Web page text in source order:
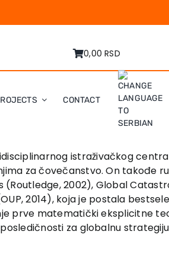
0,00 RSD
CONTACT
istraživačkog
za čovečanstvo. On takođe
2002), Global
2014), koja je postala
prve matematički eksplicitne
za globalnu